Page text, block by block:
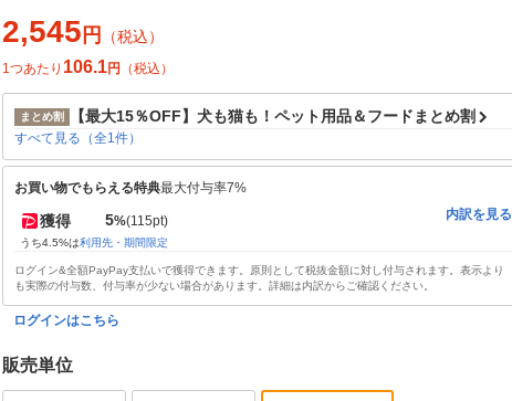
2,545 円 （税込）
1つあたり 106.1円 （税込）
まとめ割 【最大15％OFF】犬も猫も！ペット用品＆フードまとめ割
すべて見る（全1件）
お買い物でもらえる特典最大付与率7%
獲得 5%(115pt)
うち4.5%は利用先・期間限定
内訳を見る
ログイン&全額PayPay支払いで獲得できます。原則として税抜金額に対し付与されます。表示より
も実際の付与数、付与率が少ない場合があります。詳細は内訳からご確認ください。
ログインはこちら
販売単位